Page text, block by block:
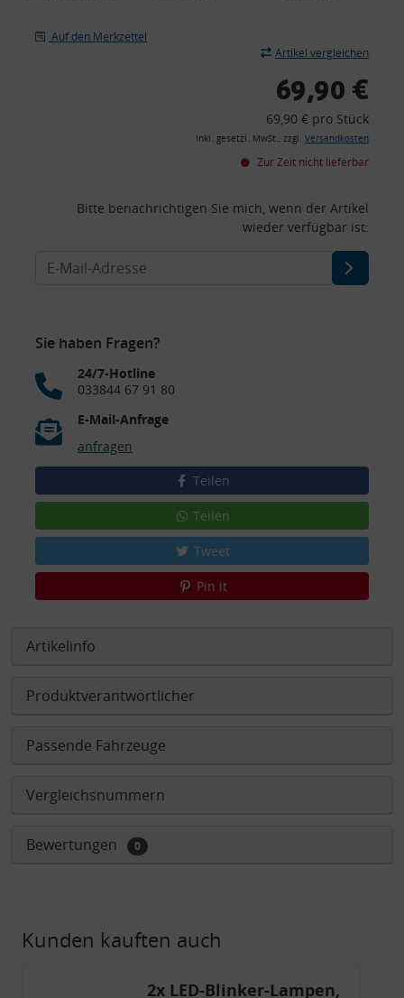
Auf den Merkzettel
Artikel vergleichen
69,90 €
69,90 € pro Stück
inkl. gesetzl. MwSt., zzgl. Versandkosten
Zur Zeit nicht lieferbar
Bitte benachrichtigen Sie mich, wenn der Artikel
wieder verfügbar ist:
Sie haben Fragen?
24/7-Hotline
033844 67 91 80
E-Mail-Anfrage
anfragen
Teilen
Teilen
Tweet
Pin it
Artikelinfo
Produktverantwortlicher
Passende Fahrzeuge
Vergleichsnummern
Bewertungen 0
Kunden kauften auch
2x LED-Blinker-Lampen,